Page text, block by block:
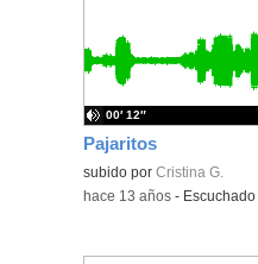
Pajaritos
subido por Cristina G.
00′ 12″
-hace 13 años- Escuchado